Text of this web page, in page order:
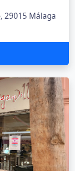
29015 Málaga